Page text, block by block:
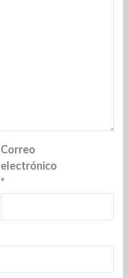
Correo
electrónico
*